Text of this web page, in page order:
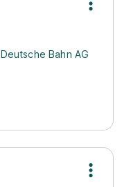
Deutsche Bahn AG